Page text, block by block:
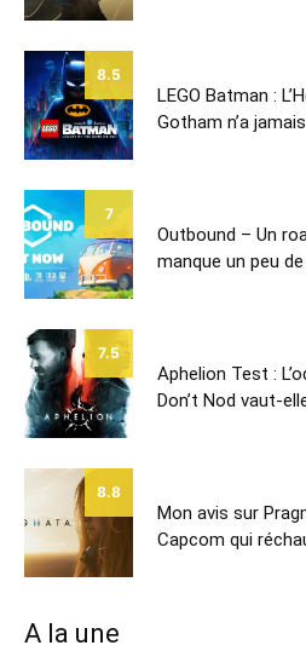
8.5
LEGO Batman :
Gotham n’a
7
Outbound – Un
manque un peu
7.5
Aphelion Test :
Don’t Nod vaut-
8.8
Mon avis sur
Capcom qui
A la une